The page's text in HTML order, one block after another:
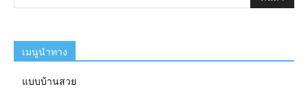
เมนูนำทาง
แบบบ้านสวย